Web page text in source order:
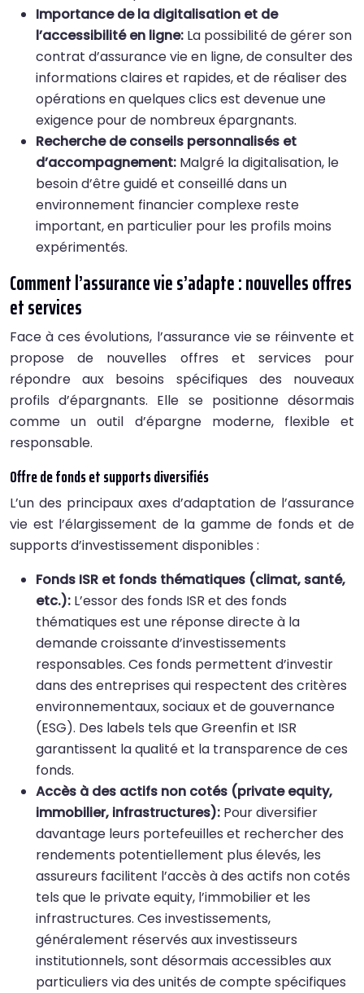
Importance de la digitalisation et de
l’accessibilité en ligne: La possibilité de gérer son
contrat d’assurance vie en ligne, de consulter des
informations claires et rapides, et de réaliser des
opérations en quelques clics est devenue une
exigence pour de nombreux épargnants.
Recherche de conseils personnalisés et
d’accompagnement: Malgré la digitalisation, le
besoin d’être guidé et conseillé dans un
environnement financier complexe reste
important, en particulier pour les profils moins
expérimentés.
Comment l’assurance vie s’adapte : nouvelles offres
et services
Face à ces évolutions, l’assurance vie se réinvente et
propose de nouvelles offres et services pour
répondre aux besoins spécifiques des nouveaux
profils d’épargnants. Elle se positionne désormais
comme un outil d’épargne moderne, flexible et
responsable.
Offre de fonds et supports diversifiés
L’un des principaux axes d’adaptation de l’assurance
vie est l’élargissement de la gamme de fonds et de
supports d’investissement disponibles :
Fonds ISR et fonds thématiques (climat, santé,
etc.): L’essor des fonds ISR et des fonds
thématiques est une réponse directe à la
demande croissante d’investissements
responsables. Ces fonds permettent d’investir
dans des entreprises qui respectent des critères
environnementaux, sociaux et de gouvernance
(ESG). Des labels tels que Greenfin et ISR
garantissent la qualité et la transparence de ces
fonds.
Accès à des actifs non cotés (private equity,
immobilier, infrastructures): Pour diversifier
davantage leurs portefeuilles et rechercher des
rendements potentiellement plus élevés, les
assureurs facilitent l’accès à des actifs non cotés
tels que le private equity, l’immobilier et les
infrastructures. Ces investissements,
généralement réservés aux investisseurs
institutionnels, sont désormais accessibles aux
particuliers via des unités de compte spécifiques